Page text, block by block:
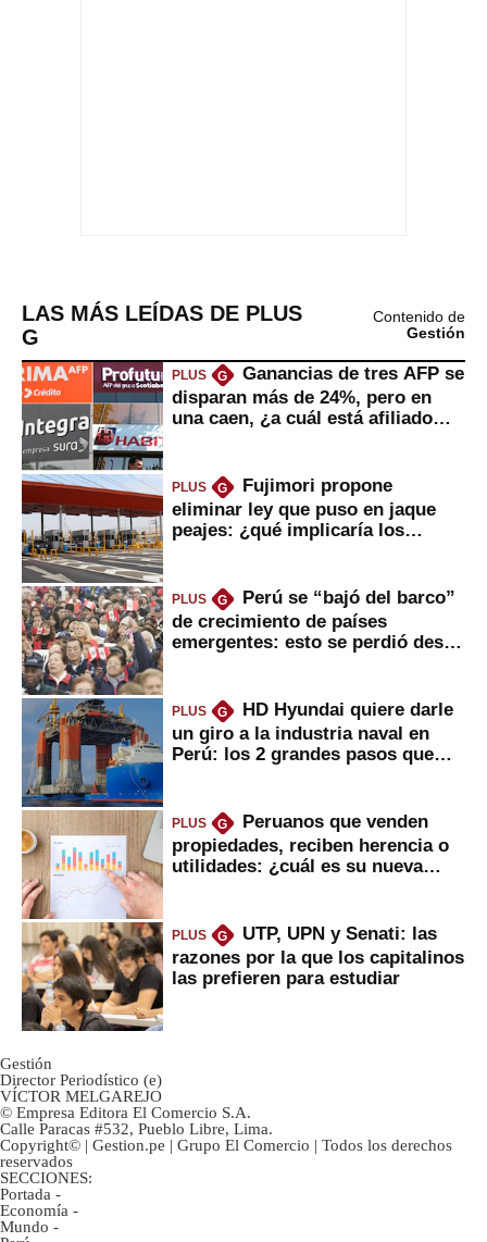
LAS MÁS LEÍDAS DE PLUS
G
Contenido de
Gestión
PLUS G
Ganancias de tres AFP se
disparan más de 24%, pero en
una caen, ¿a cuál está afiliado
PLUS G
Fujimori propone
eliminar ley que puso en jaque
peajes: ¿qué implicaría los
PLUS G
Perú se “bajó del barco”
de crecimiento de países
emergentes: esto se perdió desde
PLUS G
HD Hyundai quiere darle
un giro a la industria naval en
Perú: los 2 grandes pasos que
PLUS G
Peruanos que venden
propiedades, reciben herencia o
utilidades: ¿cuál es su nueva
PLUS G
UTP, UPN y Senati: las
razones por la que los capitalinos
las prefieren para estudiar
Gestión
Director Periodístico (e)
VÍCTOR MELGAREJO
© Empresa Editora El Comercio S.A.
Calle Paracas #532, Pueblo Libre, Lima.
Copyright© | Gestion.pe | Grupo El Comercio | Todos los derechos
reservados
SECCIONES:
Portada -
Economía -
Mundo -